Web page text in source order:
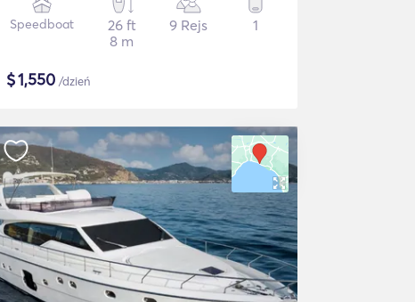
Speedboat
26 ft
8 m
9 Rejs 1
$1,550 /dzień